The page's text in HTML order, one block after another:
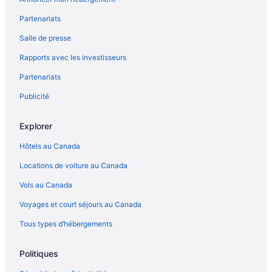
Hôtels pour les mariages – Bodrum
Hôtels avec parc aquatique – Bodrum
Complexes et hôtels au bord de la plage – Bursa
Çalkaya – Hôtels
Çanakkale – Hôtels
Çinarcik – Hôtels
Bayburt – Hôtels
Istanbul – Hôtels
Izmir – Hôtels
Kastamonu – Hôtels
Kırklareli – Hôtels
Province d’Afyonkarahisar – Hôtels
Sakarya – Hôtels
Partenariats
Salle de presse
Rapports avec les investisseurs
Partenariats
Publicité
Explorer
Hôtels au Canada
Locations de voiture au Canada
Vols au Canada
Voyages et court séjours au Canada
Tous types d’hébergements
Politiques